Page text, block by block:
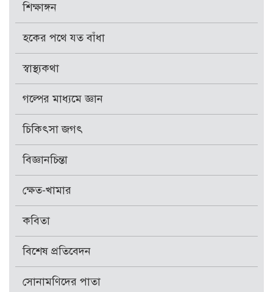
শিক্ষাঙ্গন
হকের পথে যত বাঁধা
স্বাস্থ্যকথা
গল্পের মাধ্যমে জ্ঞান
চিকিৎসা জগৎ
বিজ্ঞানচিন্তা
ক্ষেত-খামার
কবিতা
বিশেষ প্রতিবেদন
সোনামণিদের পাতা